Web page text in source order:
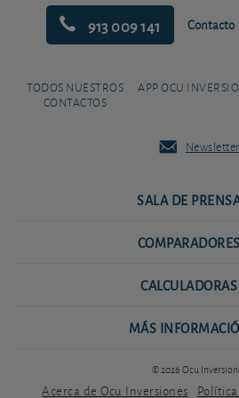
913 009 141 Contacto
TODOS NUESTROS
CONTACTOS
APP OCU
Newsletter
SALA DE
COMPARADORES
CALCULADORAS
MÁS
© 2026 Ocu
Acerca de Ocu Inversiones